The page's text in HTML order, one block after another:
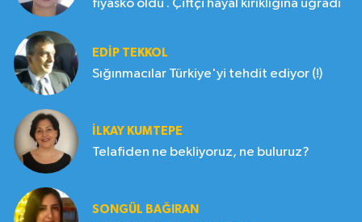
fiyasko oldu . Çiftçi hayal kırıklığına uğradı
EDIP TEKKOL
Sığınmacılar Türkiye'yi tehdit ediyor (!)
İLKAY KUMTEPE
Telafiden ne bekliyoruz, ne buluruz?
SONGÜL BAĞIRAN